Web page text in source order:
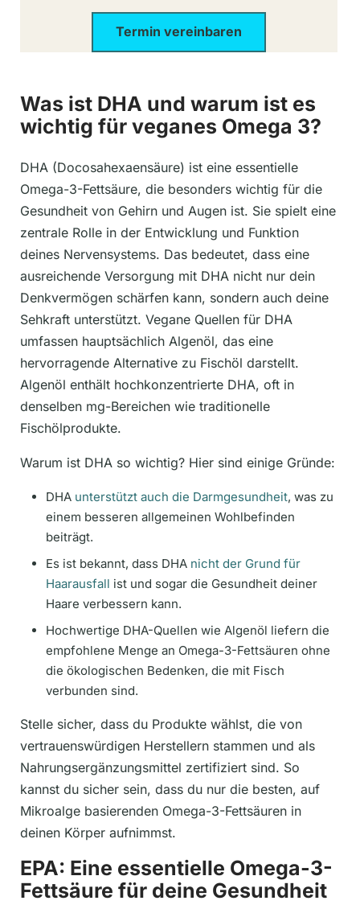
Termin vereinbaren
Was ist DHA und warum ist es
wichtig für veganes Omega 3?
DHA (Docosahexaensäure) ist eine essentielle
Omega-3-Fettsäure, die besonders wichtig für die
Gesundheit von Gehirn und Augen ist. Sie spielt eine
zentrale Rolle in der Entwicklung und Funktion
deines Nervensystems. Das bedeutet, dass eine
ausreichende Versorgung mit DHA nicht nur dein
Denkvermögen schärfen kann, sondern auch deine
Sehkraft unterstützt. Vegane Quellen für DHA
umfassen hauptsächlich Algenöl, das eine
hervorragende Alternative zu Fischöl darstellt.
Algenöl enthält hochkonzentrierte DHA, oft in
denselben mg-Bereichen wie traditionelle
Fischölprodukte.
Warum ist DHA so wichtig? Hier sind einige Gründe:
DHA unterstützt auch die Darmgesundheit, was zu
einem besseren allgemeinen Wohlbefinden
beiträgt.
Es ist bekannt, dass DHA nicht der Grund für
Haarausfall ist und sogar die Gesundheit deiner
Haare verbessern kann.
Hochwertige DHA-Quellen wie Algenöl liefern die
empfohlene Menge an Omega-3-Fettsäuren ohne
die ökologischen Bedenken, die mit Fisch
verbunden sind.
Stelle sicher, dass du Produkte wählst, die von
vertrauenswürdigen Herstellern stammen und als
Nahrungsergänzungsmittel zertifiziert sind. So
kannst du sicher sein, dass du nur die besten, auf
Mikroalge basierenden Omega-3-Fettsäuren in
deinen Körper aufnimmst.
EPA: Eine essentielle Omega-3-
Fettsäure für deine Gesundheit